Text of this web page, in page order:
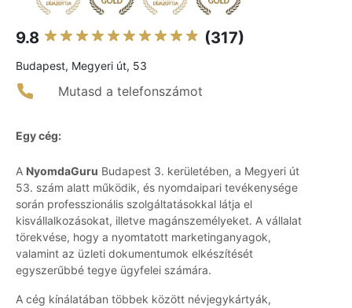
9.8 (317)
Budapest, Megyeri út, 53
Mutasd a telefonszámot
Egy cég:
A NyomdaGuru Budapest 3. kerületében, a Megyeri út
53. szám alatt működik, és nyomdaipari tevékenysége
során professzionális szolgáltatásokkal látja el
kisvállalkozásokat, illetve magánszemélyeket. A vállalat
törekvése, hogy a nyomtatott marketinganyagok,
valamint az üzleti dokumentumok elkészítését
egyszerűbbé tegye ügyfelei számára.
A cég kínálatában többek között névjegykártyák,